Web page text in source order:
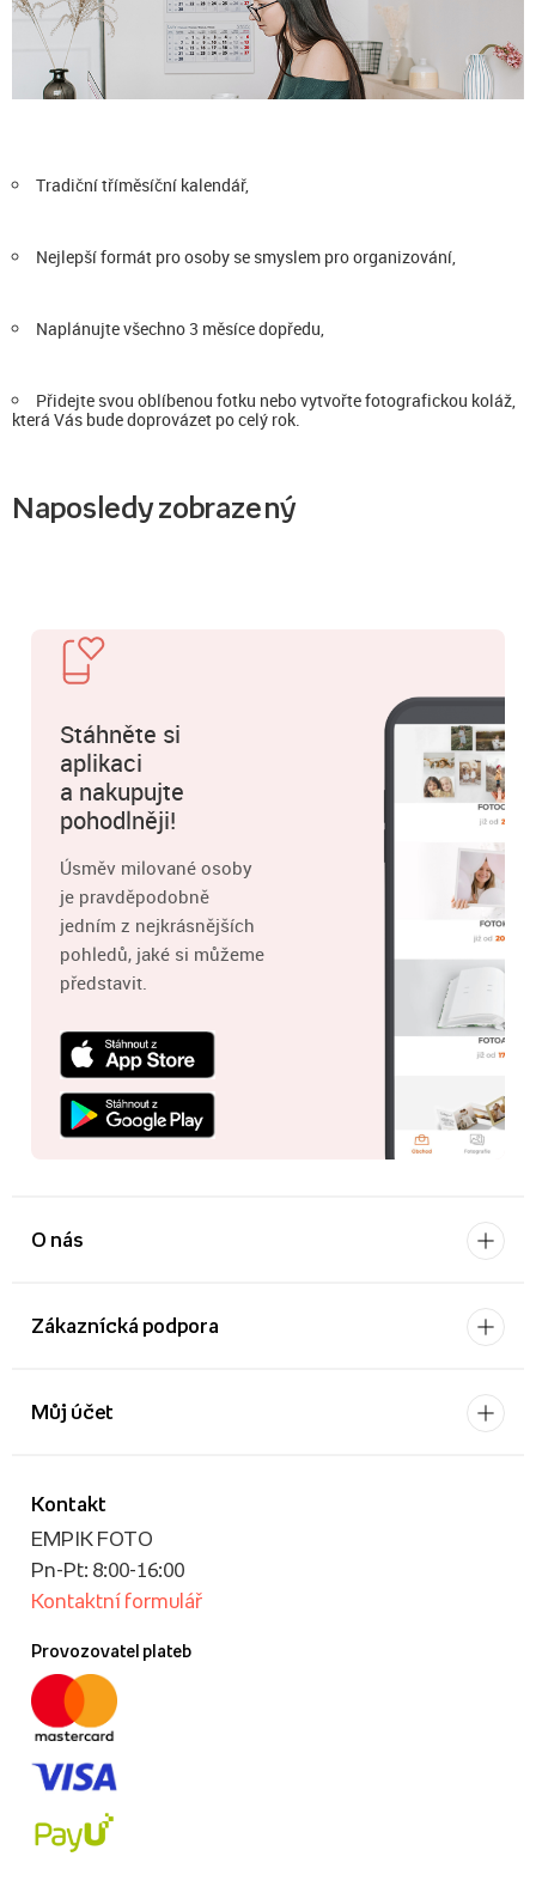
Tradiční tříměsíční kalendář,
Nejlepší formát pro osoby se smyslem pro organizování,
Naplánujte všechno 3 měsíce dopředu,
Přidejte svou oblíbenou fotku nebo vytvořte fotografickou koláž,
která Vás bude doprovázet po celý rok.
Naposledy zobrazený
Stáhněte si
aplikaci
a nakupujte
pohodlněji!
Úsměv milované osoby
je pravděpodobně
jedním z nejkrásnějších
pohledů, jaké si můžeme
představit.
O nás
Zákaznícká podpora
Kontakt
EMPIK FOTO
Pn-Pt: 8:00-16:00
Kontaktní formulář
Provozovatel plateb
Můj účet